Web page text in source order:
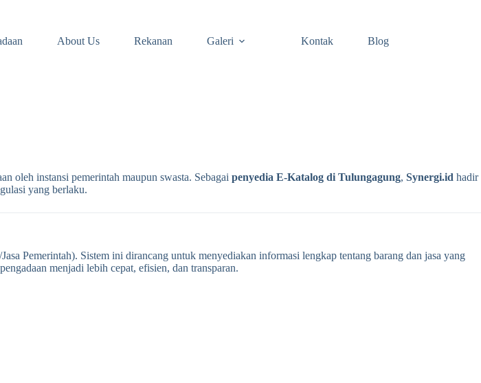
About Us Rekanan Galeri Kontak Blog
oleh instansi pemerintah maupun swasta. Sebagai penyedia E-Katalog di Tulungagung, Synergi.id hadir
yang berlaku.
Pemerintah). Sistem ini dirancang untuk menyediakan informasi lengkap tentang barang dan jasa yang
menjadi lebih cepat, efisien, dan transparan.